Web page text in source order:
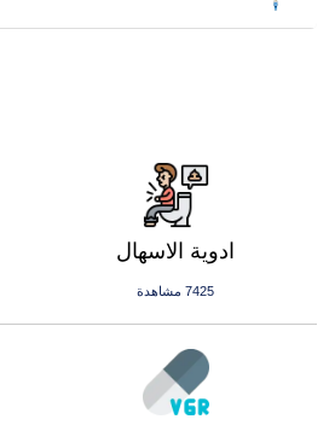
ادوية الاسهال
7425 مشاهدة